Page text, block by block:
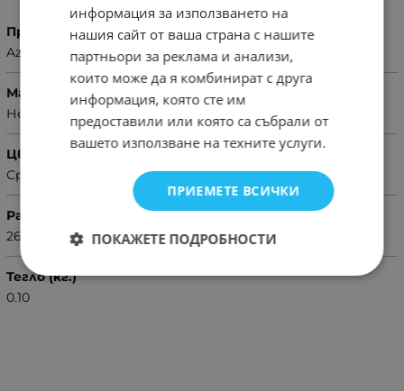
Производител
Azzuro
Материал
Неръждаема стомана
Цвят
Сребрист
Размер
26mm
Тегло (кг.)
0.10
информация за използването на
нашия сайт от ваша страна с нашите
партньори за реклама и анализи,
които може да я комбинират с друга
информация, която сте им
предоставили или която са събрали от
вашето използване на техните услуги.
ПРИЕМЕТЕ ВСИЧКИ
ПОКАЖЕТЕ ПОДРОБНОСТИ